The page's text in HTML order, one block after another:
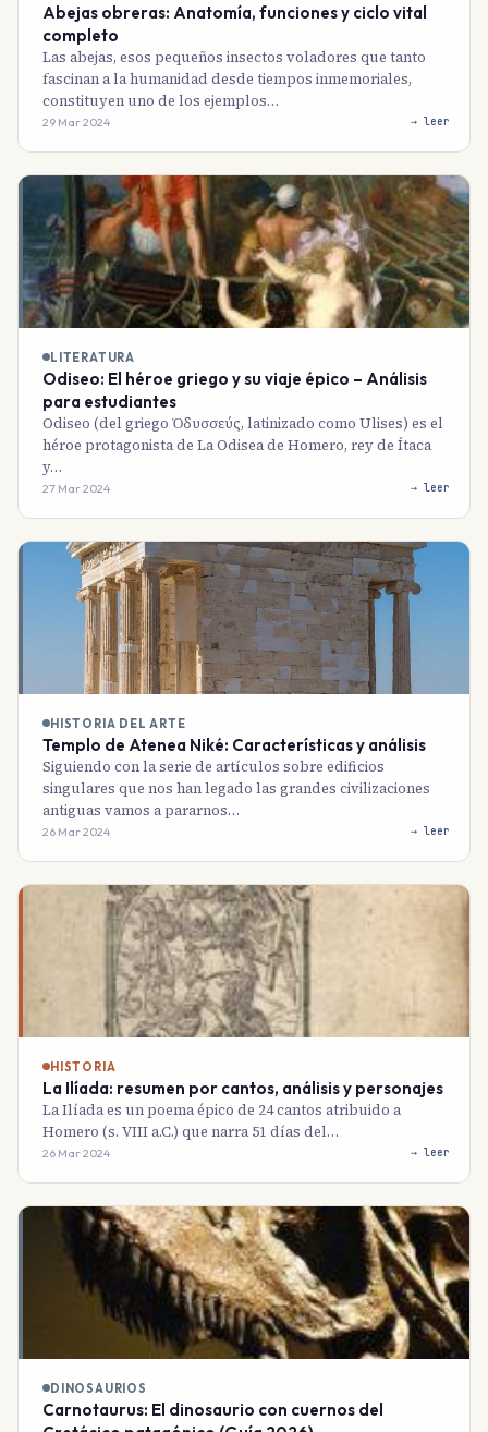
Abejas obreras: Anatomía, funciones y ciclo vital
completo
Las abejas, esos pequeños insectos voladores que tanto
fascinan a la humanidad desde tiempos inmemoriales,
constituyen uno de los ejemplos…
29 Mar 2024 → leer
LITERATURA
Odiseo: El héroe griego y su viaje épico – Análisis
para estudiantes
Odiseo (del griego Ὀδυσσεύς, latinizado como Ulises) es el
héroe protagonista de La Odisea de Homero, rey de Ítaca
y…
27 Mar 2024 → leer
HISTORIA DEL ARTE
Templo de Atenea Niké: Características y análisis
Siguiendo con la serie de artículos sobre edificios
singulares que nos han legado las grandes civilizaciones
antiguas vamos a pararnos…
26 Mar 2024 → leer
HISTORIA
La Ilíada: resumen por cantos, análisis y personajes
La Ilíada es un poema épico de 24 cantos atribuido a
Homero (s. VIII a.C.) que narra 51 días del…
26 Mar 2024 → leer
DINOSAURIOS
Carnotaurus: El dinosaurio con cuernos del